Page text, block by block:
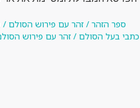
ספר הזהר / זהר עם פירוש הסולם
כתבי בעל הסולם / זהר עם פירוש